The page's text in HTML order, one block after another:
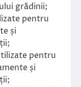
grădinii;
pentru
și
pentru
și